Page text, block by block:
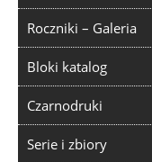
Roczniki – Galeria
Bloki katalog
Czarnodruki
Serie i zbiory